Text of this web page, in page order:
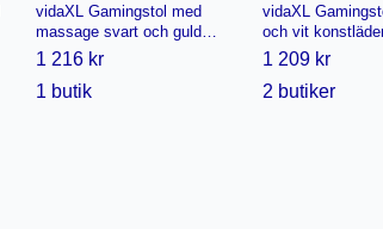
vidaXL Gamingstol med
massage svart och guld
konstläder (#3420)
1 216 kr
1 butik
vidaXL
och vit
1 209 kr
2 butiker